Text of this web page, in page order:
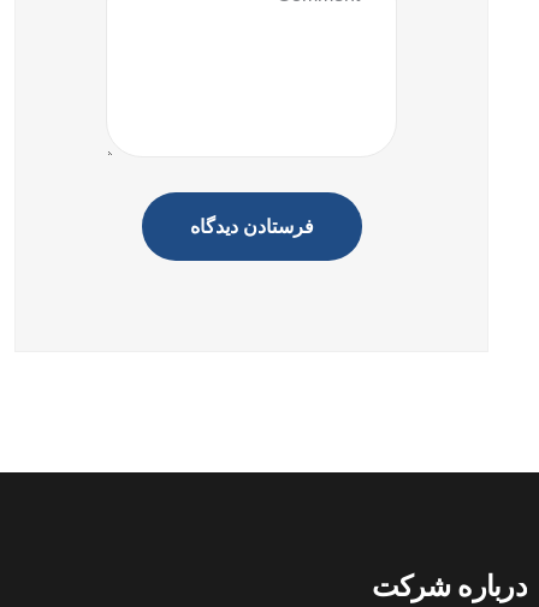
درباره شرکت